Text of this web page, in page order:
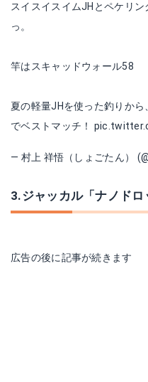
スイスイスイムJHとペケリ
っ。
竿はスキャッドウォール58
夏の軽量JHを使った釣りか
でベストマッチ！
— 村上 祥悟（しょごたん）
3.ジャッカル「ナノドロ
広告の後に記事が続きます